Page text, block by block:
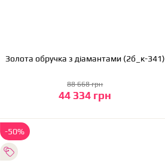
Золота обручка з діамантами (2б_к-341)
44 334 грн
88 668 грн
До кошика
-50%